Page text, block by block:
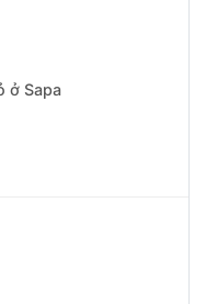
ở Sapa